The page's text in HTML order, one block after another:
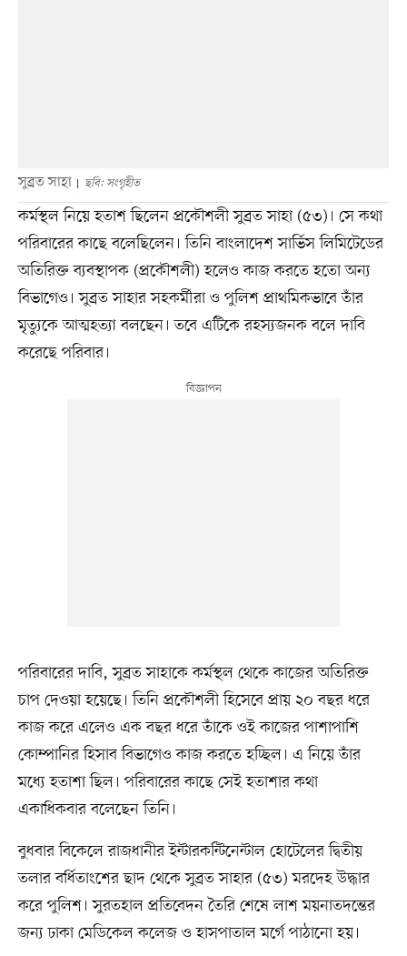
সুব্রত সাহা ছবি: সংগৃহীত
কর্মস্থল নিয়ে হতাশ ছিলেন প্রকৌশলী সুব্রত সাহা (৫৩)। সে কথা
পরিবারের কাছে বলেছিলেন। তিনি বাংলাদেশ সার্ভিস লিমিটেডের
অতিরিক্ত ব্যবস্থাপক (প্রকৌশলী) হলেও কাজ করতে হতো অন্য
বিভাগেও। সুব্রত সাহার সহকর্মীরা ও পুলিশ প্রাথমিকভাবে তাঁর
মৃত্যুকে আত্মহত্যা বলছেন। তবে এটিকে রহস্যজনক বলে দাবি
করেছে পরিবার।
পরিবারের দাবি, সুব্রত সাহাকে কর্মস্থল থেকে কাজের অতিরিক্ত
চাপ দেওয়া হয়েছে। তিনি প্রকৌশলী হিসেবে প্রায় ২০ বছর ধরে
কাজ করে এলেও এক বছর ধরে তাঁকে ওই কাজের পাশাপাশি
কোম্পানির হিসাব বিভাগেও কাজ করতে হচ্ছিল। এ নিয়ে তাঁর
মধ্যে হতাশা ছিল। পরিবারের কাছে সেই হতাশার কথা
একাধিকবার বলেছেন তিনি।
বুধবার বিকেলে রাজধানীর ইন্টারকন্টিনেন্টাল হোটেলের দ্বিতীয়
তলার বর্ধিতাংশের ছাদ থেকে সুব্রত সাহার (৫৩) মরদেহ উদ্ধার
করে পুলিশ। সুরতহাল প্রতিবেদন তৈরি শেষে লাশ ময়নাতদন্তের
জন্য ঢাকা মেডিকেল কলেজ ও হাসপাতাল মর্গে পাঠানো হয়।